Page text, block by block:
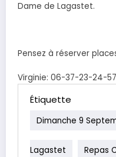
Dame de Lagastet.
Pensez à réserver
Virginie: 06-37-23-24-57
Étiquette
Dimanche 9
Lagastet Repas